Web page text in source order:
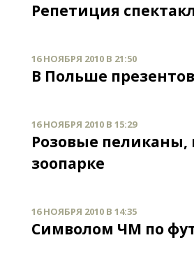
Репетиция
16 НОЯБРЯ 2010 В 21:50
В Польше
16 НОЯБРЯ 2010 В 15:29
Розовые пеликаны,
зоопарке
16 НОЯБРЯ 2010 В 14:35
Символом ЧМ по